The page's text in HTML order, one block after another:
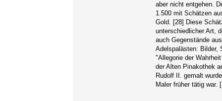
aber nicht entgehen.
1.500 mit Schätzen
Gold. [28] Diese
unterschiedlicher Art,
auch Gegenstände
Adelspalästen: Bilder,
"Allegorie der
der Alten Pinakothek
Rudolf II. gemalt
Maler früher tätig war.